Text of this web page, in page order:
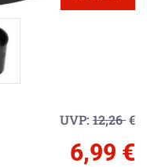
UVP: 12,26€
6,99 €